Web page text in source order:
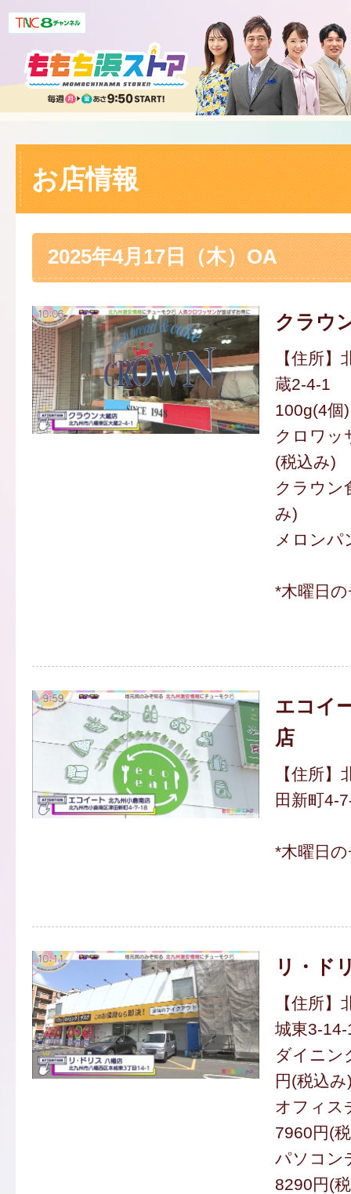
お店情報
2025年4月17日（木）OA
クラウ
【住所
蔵2-4-1
100g(4個
クロワッ
(税込み)
クラウン
み)
メロンパ
*木曜日
エコイ
店
【住所
田新町4-
*木曜日
リ・ド
【住所
城東3-14-
ダイニン
円(税込み
オフィス
7960円(
パソコン
8290円(